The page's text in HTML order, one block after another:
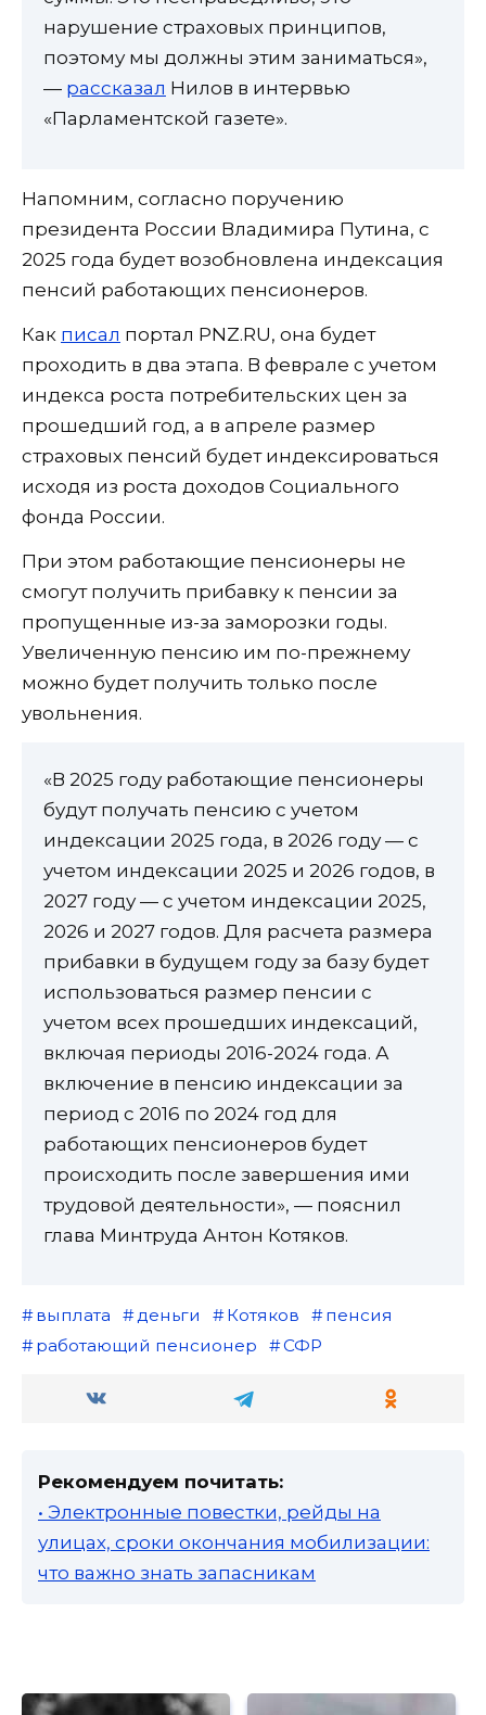
нарушение страховых принципов,
поэтому мы должны этим заниматься»,
— рассказал Нилов в интервью
«Парламентской газете».
Напомним, согласно поручению
президента России Владимира Путина, с
2025 года будет возобновлена индексация
пенсий работающих пенсионеров.
Как писал портал PNZ.RU, она будет
проходить в два этапа. В феврале с учетом
индекса роста потребительских цен за
прошедший год, а в апреле размер
страховых пенсий будет индексироваться
исходя из роста доходов Социального
фонда России.
При этом работающие пенсионеры не
смогут получить прибавку к пенсии за
пропущенные из-за заморозки годы.
Увеличенную пенсию им по-прежнему
можно будет получить только после
увольнения.
«В 2025 году работающие пенсионеры
будут получать пенсию с учетом
индексации 2025 года, в 2026 году — с
учетом индексации 2025 и 2026 годов, в
2027 году — с учетом индексации 2025,
2026 и 2027 годов. Для расчета размера
прибавки в будущем году за базу будет
использоваться размер пенсии с
учетом всех прошедших индексаций,
включая периоды 2016-2024 года. А
включение в пенсию индексации за
период с 2016 по 2024 год для
работающих пенсионеров будет
происходить после завершения ими
трудовой деятельности», — пояснил
глава Минтруда Антон Котяков.
выплата деньги Котяков
пенсия
работающий пенсионер
СФР
Рекомендуем почитать:
• Электронные повестки, рейды на
улицах, сроки окончания мобилизации:
что важно знать запасникам